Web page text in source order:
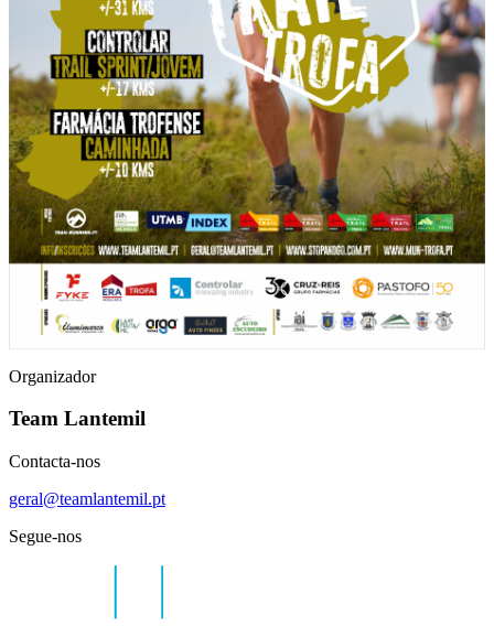
Organizador
Team Lantemil
Contacta-nos
geral@teamlantemil.pt
Segue-nos